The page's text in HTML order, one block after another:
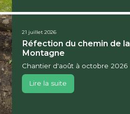
21 juillet 2026
Réfection du chemin de la
Montagne
Chantier d'août à octobre 2026
Lire la suite